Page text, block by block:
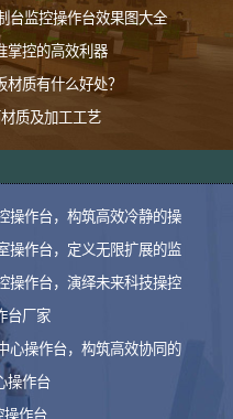
台监控操作台效果图大全
掌控的高效利器
质有什么好处？
质及加工工艺
操作台，构筑高效冷静的操
操作台，定义无限扩展的监
操作台，演绎未来科技操控
台厂家
心操作台，构筑高效协同的
操作台
操作台